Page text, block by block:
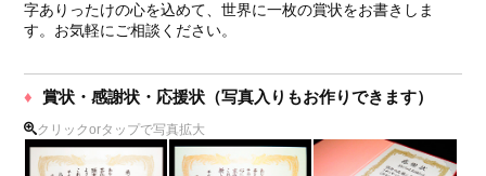
字ありったけの心を込めて、世界に一枚の賞状をお書きしま
す。お気軽にご相談ください。
賞状・感謝状・応援状（写真入りもお作りできます）
クリックorタップで写真拡大